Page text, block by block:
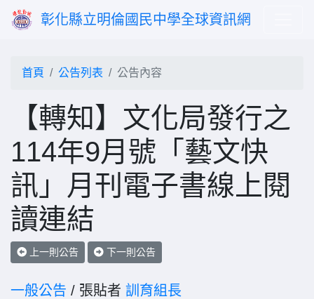
彰化縣立明倫國民中學全球資訊網
首頁 公告列表 公告內容
【轉知】文化局發行之
114年9月號「藝文快
訊」月刊電子書線上閱
讀連結
上一則公告 下一則公告
一般公告 / 張貼者 訓育組長